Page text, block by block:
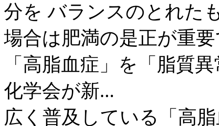
分を バランスのとれた
場合は肥満の是正が重
「高脂血症」を「脂質
化学会が新...
広く普及している「高